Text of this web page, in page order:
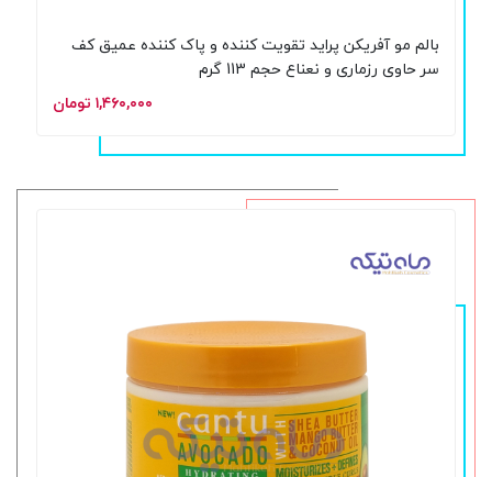
بالم مو آفریکن پراید تقویت کننده و پاک کننده عمیق کف
سر حاوی رزماری و نعناع حجم 113 گرم
۱,۴۶۰,۰۰۰ تومان